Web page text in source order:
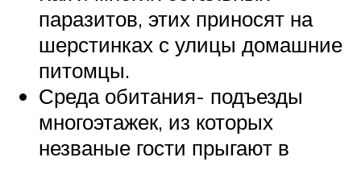
паразитов, этих приносят на
шерстинках с улицы домашние
питомцы.
Среда обитания- подъезды
многоэтажек, из которых
незваные гости прыгают в